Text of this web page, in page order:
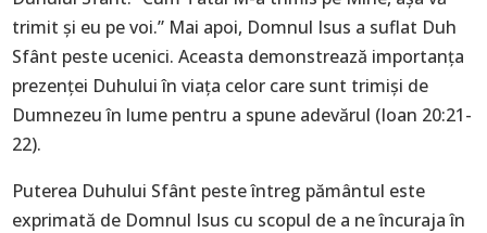
trimit şi eu pe voi.” Mai apoi, Domnul Isus a suflat Duh
Sfânt peste ucenici. Aceasta demonstrează importanţa
prezenţei Duhului în viaţa celor care sunt trimişi de
Dumnezeu în lume pentru a spune adevărul (Ioan 20:21-
22).
Puterea Duhului Sfânt peste întreg pământul este
exprimată de Domnul Isus cu scopul de a ne încuraja în